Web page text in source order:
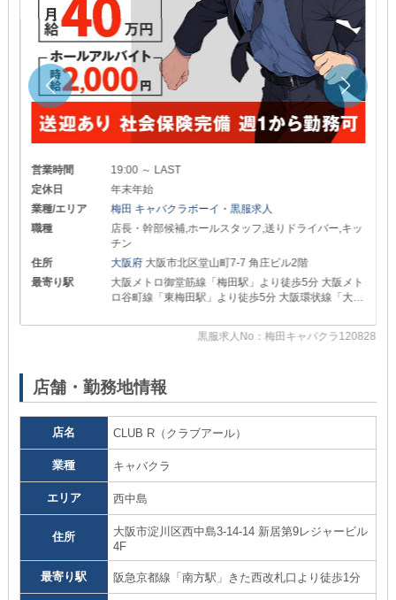
営業時間
19:00 ～ LAST
定休日
年末年始
業種/エリア
梅田 キャバクラボーイ・黒服求人
職種
店長・幹部候補,ホールスタッフ,送りドライバー,キッ
チン
住所
大阪府 大阪市北区堂山町7-7 角庄ビル2階
最寄り駅
大阪メトロ御堂筋線「梅田駅」より徒歩5分 大阪メト
ロ谷町線「東梅田駅」より徒歩5分 大阪環状線「大阪
黒服求人No：梅田キャバクラ120828
店舗・勤務地情報
店名 CLUB R（クラブアール）
業種 キャバクラ
エリア 西中島
住所
大阪市淀川区西中島3-14-14 新居第9レジャービル
4F
最寄り駅 阪急京都線「南方駅」きた西改札口より徒歩1分